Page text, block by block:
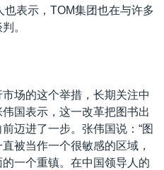
表示，TOM集团也在与许多
。
场的这个举措，长期关注中
国表示，这一改革把图书出
迈进了一步。张伟国说：“图
被当作一个很敏感的区域，
一个重镇。在中国领导人的